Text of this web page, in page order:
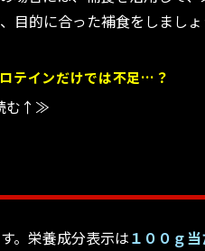
的に合った補食をしましょ
テインだけでは不足…？
む↑≫
。栄養成分表示は１００ｇ当